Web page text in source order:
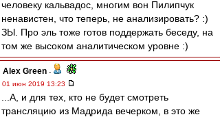
человеку кальвадос, многим вон Пилипчук
ненавистен, что теперь, не анализировать? :)
ЗЫ. Про эль тоже готов поддержать беседу, на
том же высоком аналитическом уровне :)
Alex Green -
01 июн 2019 13:23
...А, и для тех, кто не будет смотреть
трансляцию из Мадрида вечерком, в это же